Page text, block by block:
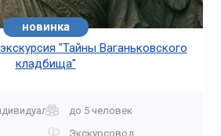
новинка
"Тайны Ваганьковского
кладбища"
до 5 человек
Экскурсовод